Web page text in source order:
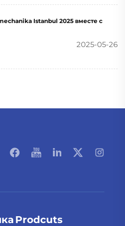
Istanbul 2025 вместе с
2025-05-26
Prodcuts